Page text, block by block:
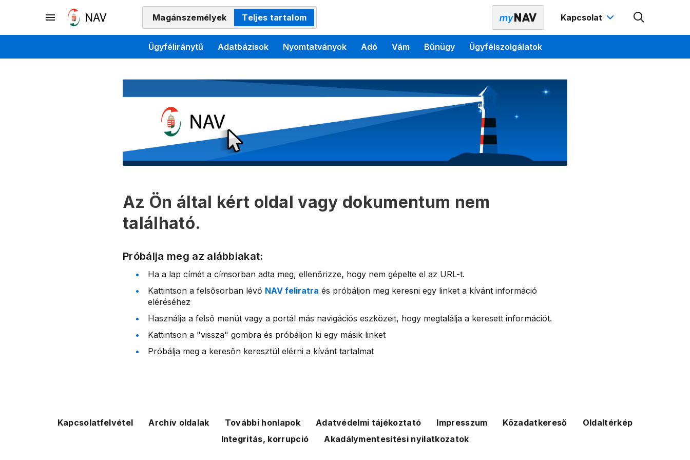
Magánszemélyek Teljes tartalom Kapcsolat
Ügyféliránytű Adatbázisok Nyomtatványok Adó Vám Bűnügy Ügyfélszolgálatok
Az Ön által kért oldal vagy dokumentum nem
található.
Próbálja meg az alábbiakat:
Ha a lap címét a címsorban adta meg, ellenőrizze, hogy nem gépelte el az URL-t.
Kattintson a felsősorban lévő NAV feliratra és próbáljon meg keresni egy linket a kívánt információ
eléréséhez
Használja a felső menüt vagy a portál más navigációs eszközeit, hogy megtalálja a keresett információt.
Kattintson a "vissza" gombra és próbáljon ki egy másik linket
Próbálja meg a keresőn keresztül elérni a kívánt tartalmat
Kapcsolatfelvétel Archív oldalak További honlapok Adatvédelmi tájékoztató Impresszum Közadatkereső
Oldaltérkép
Integritás, korrupció
Akadálymentesítési nyilatkozatok